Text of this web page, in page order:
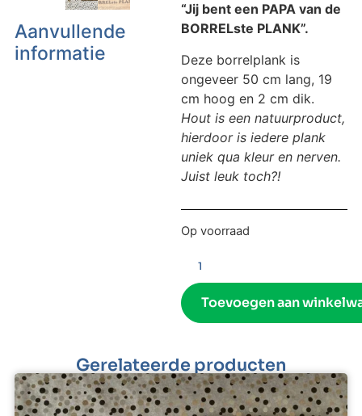
Aanvullende
informatie
“Jij bent een PAPA van de
BORRELste PLANK”.
Deze borrelplank is
ongeveer 50 cm lang, 19
cm hoog en 2 cm dik.
Hout is een natuurproduct,
hierdoor is iedere plank
uniek qua kleur en nerven.
Juist leuk toch?!
Op voorraad
Toevoegen aan
Gerelateerde producten